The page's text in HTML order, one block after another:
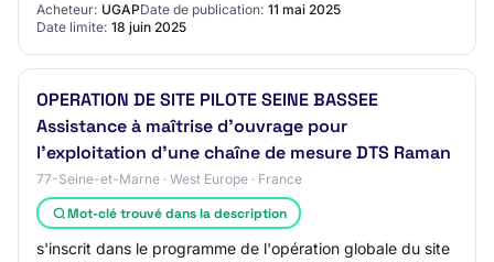
Acheteur: UGAPDate de publication: 11 mai 2025
Date limite: 18 juin 2025
OPERATION DE SITE PILOTE SEINE BASSEE
Assistance à maîtrise d'ouvrage pour
l'exploitation d'une chaîne de mesure DTS Raman
77-Seine-et-Marne · West Europe · France
Mot-clé trouvé dans la description
s'inscrit dans le programme de l'opération globale du site